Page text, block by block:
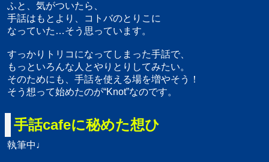
ふと、気がついたら、
手話はもとより、コトバのとりこに
なっていた…そう思っています。
すっかりトリコになってしまった手話で、
もっといろんな人とやりとりしてみたい。
そのためにも、手話を使える場を増やそう！
そう想って始めたのが“Knot”なのです。
手話cafeに秘めた想ひ
執筆中♩